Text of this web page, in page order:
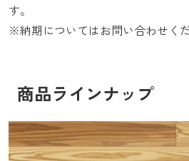
す。
※納期についてはお問い合わせくだ
商品ラインナップ